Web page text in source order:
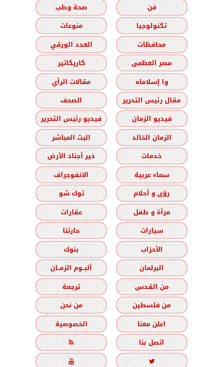
فن
صحة وطب
تكنولوجيا
منوعات
محافظات
العدد الورقي
مصر العظمى
كاريكاتير
وا إسلاماه
مقالات الرأي
مقال رئيس التحرير
الصحف
فيديو الزمان
فيديو رئيس التحرير
الزمان الخالد
البث المباشر
خدمات
خير أجناد الأرض
سماء عربية
الانفوجراف
رؤى و أحلام
توك شو
مرأة و طفل
عقارات
سيارات
حارتنا
الأحزاب
بنوك
البرلمان
ألبــوم الزمــان
من القدس
ترجمة
من فلسطين
من نحن
اعلن معنا
الخصوصية
اتصل بنا


